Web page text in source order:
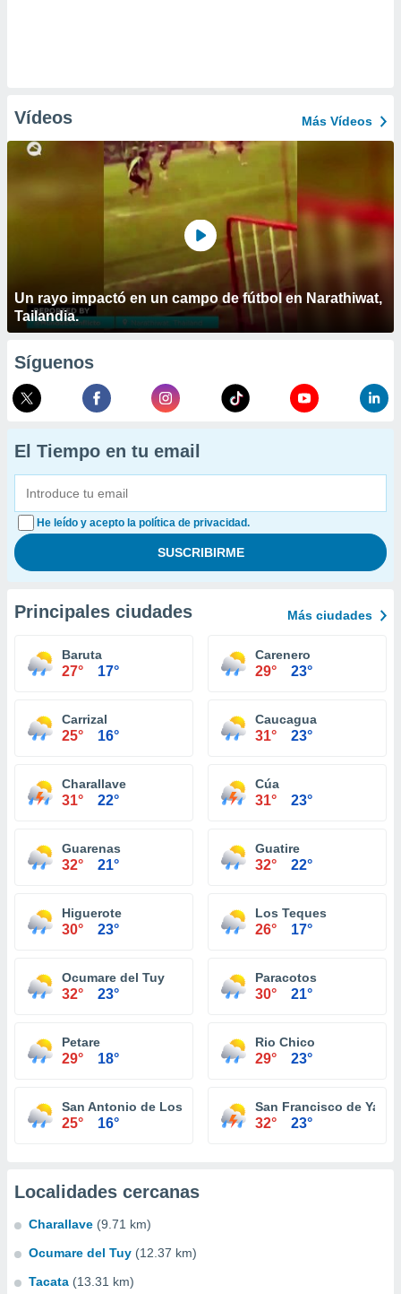
Vídeos Más Vídeos
Un rayo impactó en un campo de fútbol en Narathiwat,
Tailandia.
Síguenos
El Tiempo en tu email
He leído y acepto la política de privacidad.
Principales ciudades Más ciudades
Baruta
27° 17°
Carenero
29° 23°
Carrizal
25° 16°
Caucagua
31° 23°
Charallave
31° 22°
Cúa
31° 23°
Guarenas
32° 21°
Guatire
32° 22°
Higuerote
30° 23°
Los Teques
26° 17°
Ocumare del Tuy
32° 23°
Paracotos
30° 21°
Petare
29° 18°
Rio Chico
29° 23°
San Antonio de Los Altos
25° 16°
San Francisco de Yare
32° 23°
Localidades cercanas
Charallave (9.71 km)
Ocumare del Tuy (12.37 km)
Tacata (13.31 km)